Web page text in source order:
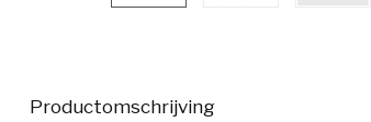
Productomschrijving